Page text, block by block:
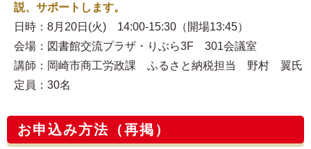
説、サポートします。
日時：8月20日(火) 14:00-15:30（開場13:45）
会場：図書館交流プラザ・りぶら3F 301会議室
講師：岡崎市商工労政課 ふるさと納税担当 野村 翼氏
定員：30名
お申込み方法（再掲）